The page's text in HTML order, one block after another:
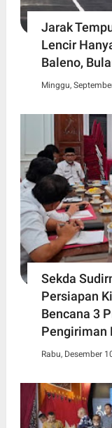
Jarak
Lencir
Baleno,
Minggu,
Sekda
Persiapan
Bencana 3
Pengiriman
Rabu, Desember